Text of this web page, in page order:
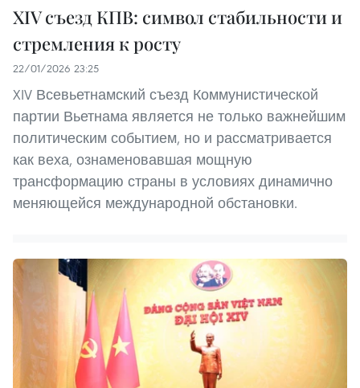
XIV съезд КПВ: символ стабильности и
стремления к росту
22/01/2026 23:25
XIV Всевьетнамский съезд Коммунистической
партии Вьетнама является не только важнейшим
политическим событием, но и рассматривается
как веха, ознаменовавшая мощную
трансформацию страны в условиях динамично
меняющейся международной обстановки.